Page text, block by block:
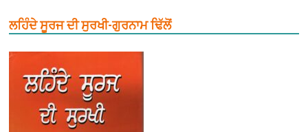
ਲਹਿੰਦੇ ਸੂਰਜ ਦੀ ਸੁਰਖੀ-ਗੁਰਨਾਮ ਢਿੱਲੋਂ